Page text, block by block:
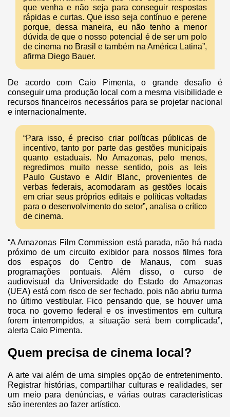
que venha e não seja para conseguir respostas
rápidas e curtas. Que isso seja contínuo e perene
porque, dessa maneira, eu não tenho a menor
dúvida de que o nosso potencial é de ser um polo
de cinema no Brasil e também na América Latina”,
afirma Diego Bauer.
De acordo com Caio Pimenta, o grande desafio é
conseguir uma produção local com a mesma visibilidade e
recursos financeiros necessários para se projetar nacional
e internacionalmente.
“Para isso, é preciso criar políticas públicas de
incentivo, tanto por parte das gestões municipais
quanto estaduais. No Amazonas, pelo menos,
regredimos muito nesse sentido, pois as leis
Paulo Gustavo e Aldir Blanc, provenientes de
verbas federais, acomodaram as gestões locais
em criar seus próprios editais e políticas voltadas
para o desenvolvimento do setor”, analisa o crítico
de cinema.
“A Amazonas Film Commission está parada, não há nada
próximo de um circuito exibidor para nossos filmes fora
dos espaços do Centro de Manaus, com suas
programações pontuais. Além disso, o curso de
audiovisual da Universidade do Estado do Amazonas
(UEA) está com risco de ser fechado, pois não abriu turma
no último vestibular. Fico pensando que, se houver uma
troca no governo federal e os investimentos em cultura
forem interrompidos, a situação será bem complicada”,
alerta Caio Pimenta.
Quem precisa de cinema local?
A arte vai além de uma simples opção de entretenimento.
Registrar histórias, compartilhar culturas e realidades, ser
um meio para denúncias, e várias outras características
são inerentes ao fazer artístico.